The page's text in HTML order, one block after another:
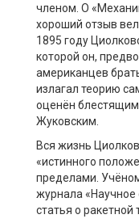
членом. О
хороший отзыв
1895 году
которой он,
американцев
излагал теорию
оценён
Жуковским.
Вся жизнь
«истинного
пределами.
журнала «Научное
статья о ракетной